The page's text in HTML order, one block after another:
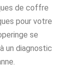
de coffre
pour votre
se
un diagnostic